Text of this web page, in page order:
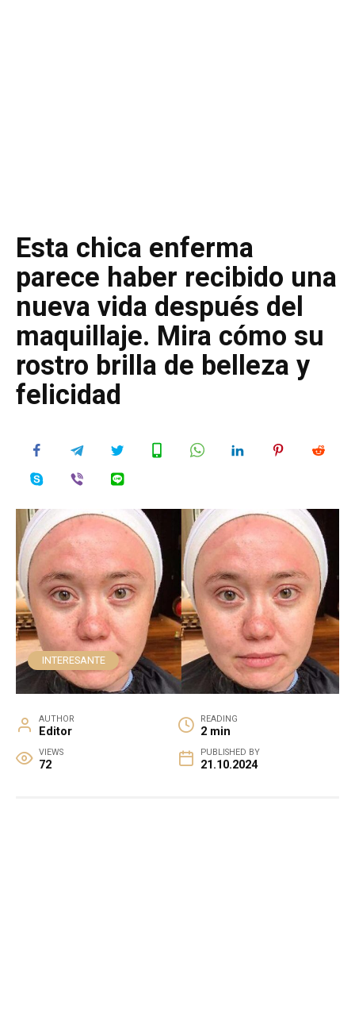
Esta chica enferma
parece haber recibido una
nueva vida después del
maquillaje. Mira cómo su
rostro brilla de belleza y
felicidad
INTERESANTE
AUTHOR
Editor
READING
2 min
VIEWS
72
PUBLISHED BY
21.10.2024